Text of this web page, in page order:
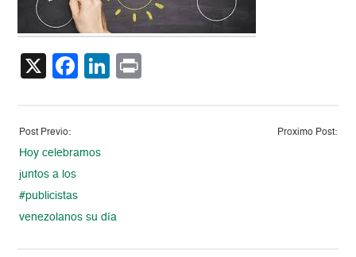
X Facebook
LinkedIn
Post Previo:
Hoy celebramos
juntos a los
#publicistas
venezolanos su día
Proximo Post: